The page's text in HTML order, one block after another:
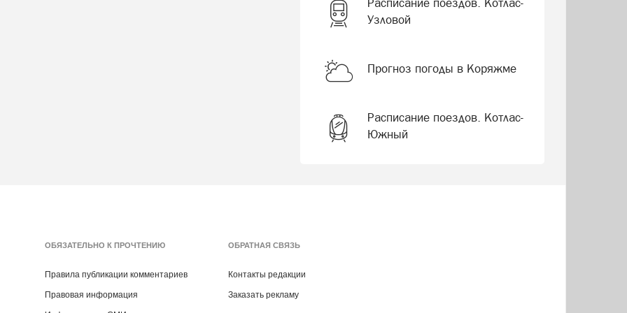
Узловой
Прогноз погоды в Коряжме
Расписание поездов. Котлас-
Южный
ОБЯЗАТЕЛЬНО К ПРОЧТЕНИЮ
Правила публикации комментариев
Правовая информация
ОБРАТНАЯ СВЯЗЬ
Контакты редакции
Заказать рекламу